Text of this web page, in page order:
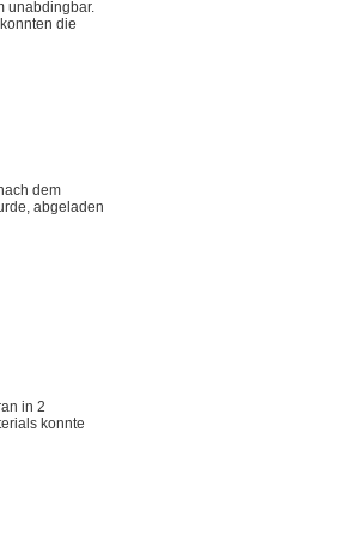
unabdingbar.
die
dem
abgeladen
in 2
konnte